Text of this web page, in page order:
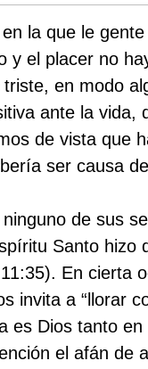
la que le
y el placer no
en modo
ante la vida,
de vista que
ser causa
de sus
Santo hizo
En cierta
invita a “llorar
es Dios tanto
el afán de